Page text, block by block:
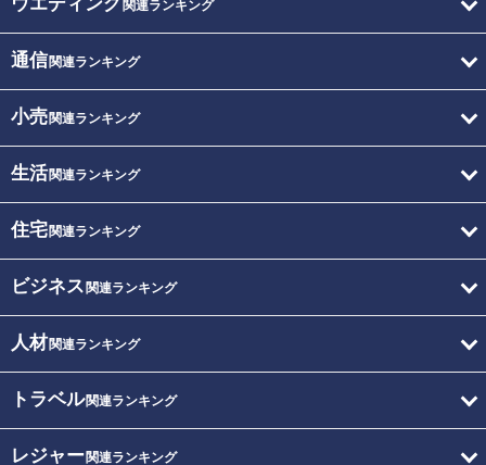
ウエディング関連ランキング
通信関連ランキング
小売関連ランキング
生活関連ランキング
住宅関連ランキング
ビジネス 関連ランキング
人材関連ランキング
トラベル関連ランキング
レジャー関連ランキング